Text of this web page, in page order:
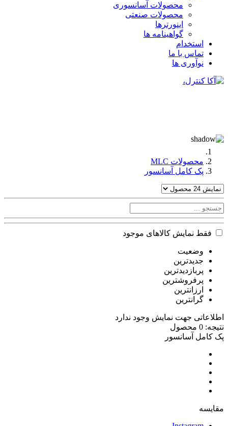
محصولات آسانسوری
محصولات صنعتی
اینورترها
گواهینامه ها
استخدام
تماس با ما
نوآوری ها
محصولات MLC
پک کامل آسانسور
فقط نمایش کالاهای موجود
وضعیت
جدیدترین
پربازدیدترین
پرفروشترین
ارزانترین
گرانترین
اطلاعاتی جهت نمایش وجود ندارد
نتیجه: 0 محصول
پک کامل آسانسور
مقایسه